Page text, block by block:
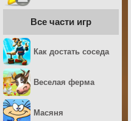
Все части игр
Как достать соседа
Веселая ферма
Масяня